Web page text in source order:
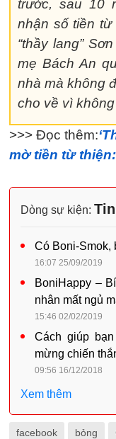
trước, sau 10
nhận số tiền từ
“thầy lang”
mẹ Bách An
nhà mà không
cho về vì không
>>> Đọc thêm:
mờ tiền từ
Dòng sự kiện:
Có Boni-Smok,
16:07 25/09/2019
BoniHappy –
nhân mất ngủ
15:46 02/02/2019
Cách giúp
mừng chiến
09:56 16/12/2018
Xem thêm
facebook bỏng